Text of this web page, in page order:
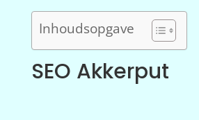
Inhoudsopgave
SEO Akkerput